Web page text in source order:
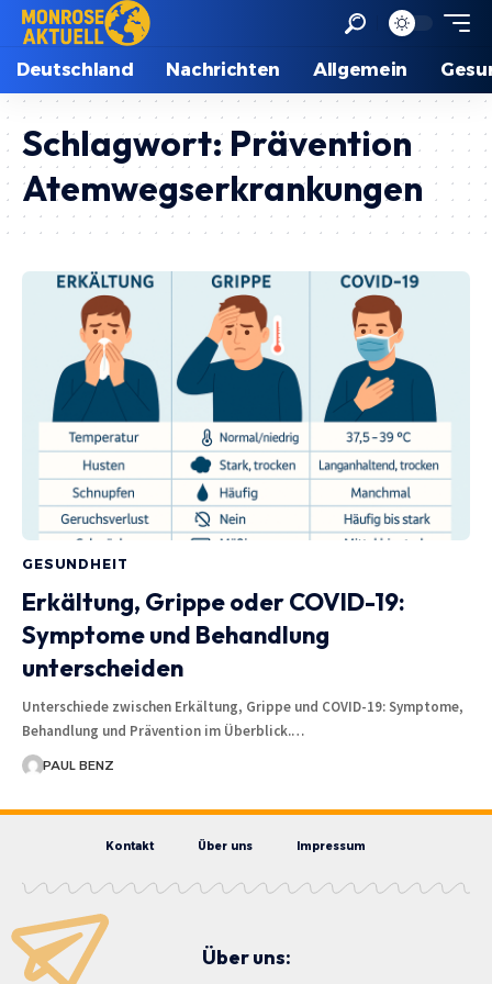
Deutschland Nachrichten Allgemein
Schlagwort: Prävention
Atemwegserkrankungen
GESUNDHEIT
Erkältung, Grippe oder COVID-19:
Symptome und Behandlung
unterscheiden
Unterschiede zwischen Erkältung, Grippe und COVID-19: Symptome,
Behandlung und Prävention im Überblick.…
PAUL BENZ
Kontakt Über uns Impressum
Über uns: